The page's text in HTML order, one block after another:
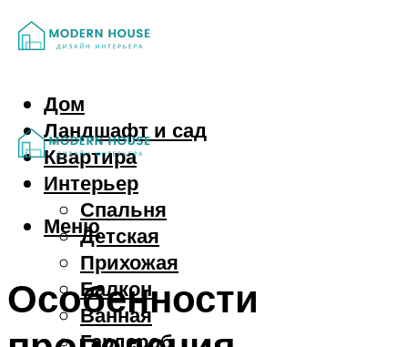
Дом
Ландшафт и сад
Квартира
Интерьер
Спальня
Детская
Прихожая
Балкон
Ванная
Гардероб
Меню
Особенности